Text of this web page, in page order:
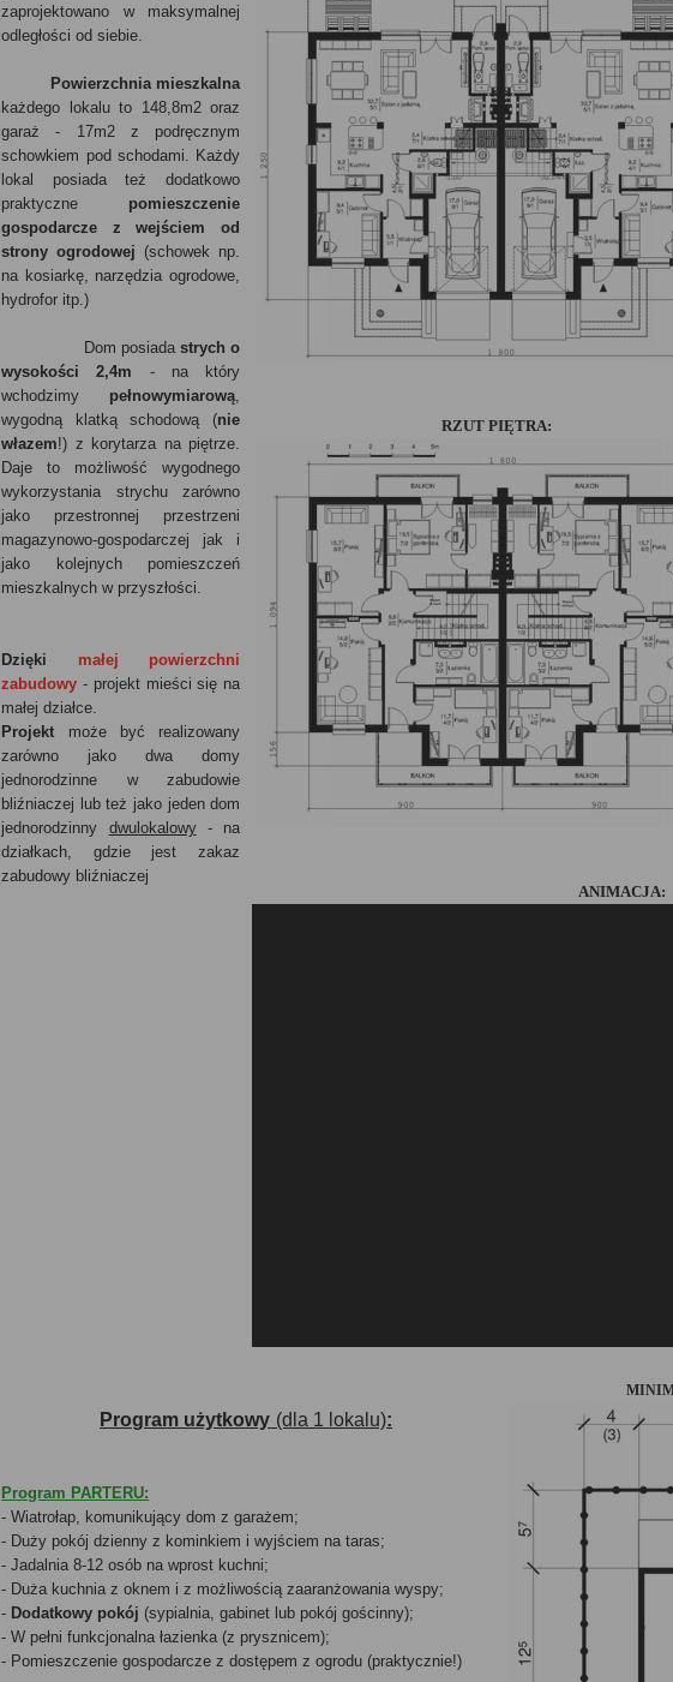
zaprojektowano w maksymalnej
odległości od siebie.
Powierzchnia mieszkalna
każdego lokalu to 148,8m2 oraz
garaż - 17m2 z podręcznym
schowkiem pod schodami. Każdy
lokal posiada też dodatkowo
praktyczne pomieszczenie
gospodarcze z wejściem od
strony ogrodowej (schowek np.
na kosiarkę, narzędzia ogrodowe,
hydrofor itp.)
Dom posiadastrych o
wysokości 2,4m - na który
wchodzimy pełnowymiarową
wygodną klatką schodową (nie
włazem!) z korytarza na piętrze.
Daje to możliwość wygodnego
wykorzystania strychu zarówno
jako przestronnej przestrzeni
magazynowo-gospodarczej jak i
jako kolejnych pomieszczeń
mieszkalnych w przyszłości.
Dzięki
małej powierzchni
zabudowy - projekt mieści się na
małej działce.
Projekt może być realizowany
zarówno jako dwa domy
jednorodzinne w zabudowie
bliźniaczej lub też jako jeden dom
jednorodzinny dwulokalowy- na
działkach, gdzie jest zakaz
zabudowy bliźniaczej
RZUT PIĘTRA:
ANIMACJA:
Program użytkowy (dla 1 lokalu):
Program PARTERU:
- Wiatrołap, komunikujący dom z garażem;
- Duży pokój dzienny z kominkiem i wyjściem na taras;
- Jadalnia 8-12 osób na wprost kuchni;
- Duża kuchnia z oknem i z możliwością zaaranżowania wyspy;
- Dodatkowy pokój (sypialnia, gabinet lub pokój gościnny);
- W pełni funkcjonalna łazienka (z prysznicem);
- Pomieszczenie gospodarcze z dostępem z ogrodu (praktycznie!)